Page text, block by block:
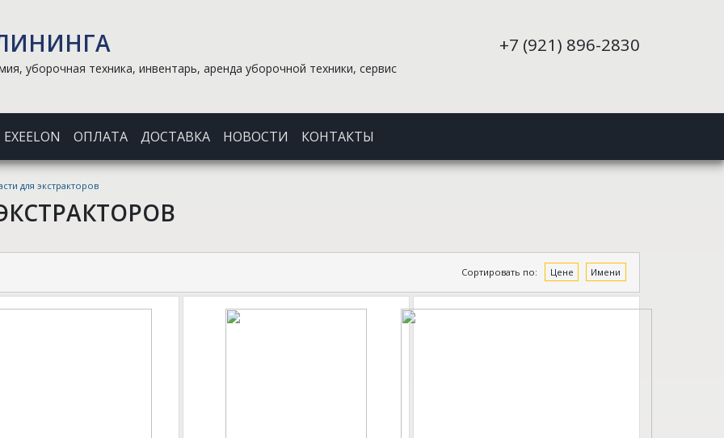
уборочная техника, инвентарь, аренда уборочной техники, сервис
+7 (921) 896-2830
EXEELON ОПЛАТА ДОСТАВКА НОВОСТИ КОНТАКТЫ
для экстракторов
Сортировать по: Цене Имени